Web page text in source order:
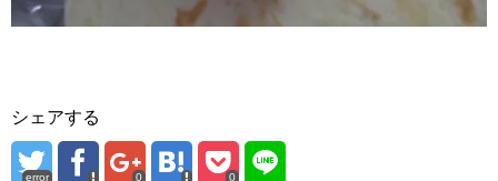
シェアする
error 0 0